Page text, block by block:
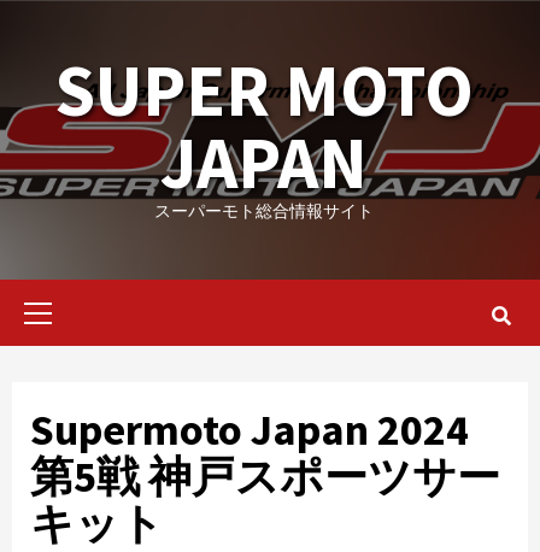
contentSUPER MOTO
JAPAN
スーパーモト総合情報サイト
Primary
Supermoto Japan 2024
第5戦 神戸スポーツサー
キット